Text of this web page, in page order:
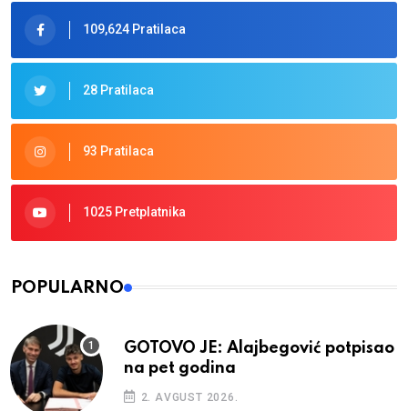
109,624 Pratilaca
28 Pratilaca
93 Pratilaca
1025 Pretplatnika
POPULARNO
GOTOVO JE: Alajbegović potpisao
na pet godina
2. AVGUST 2026.